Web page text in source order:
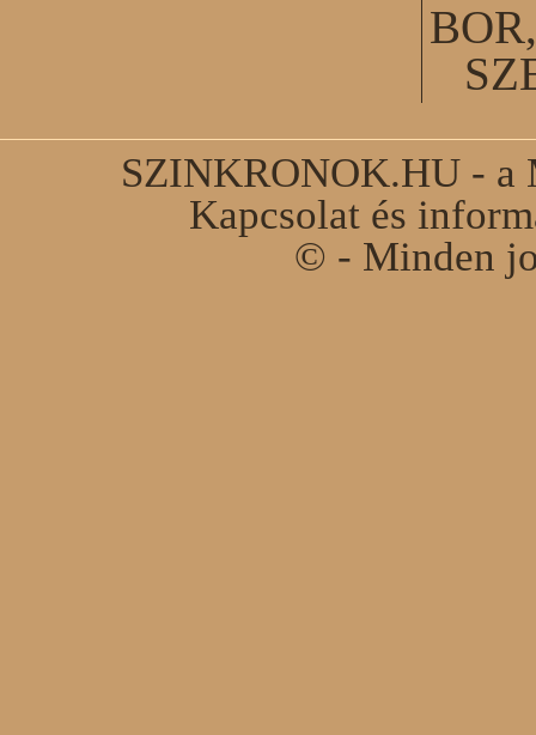
SZINKRONOK.HU - a
Kapcsolat és
© - Minden